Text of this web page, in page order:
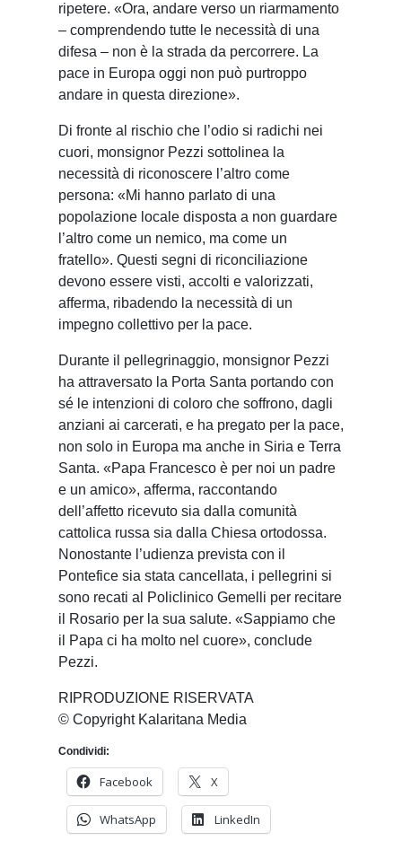
ripetere. «Ora, andare verso un riarmamento
– comprendendo tutte le necessità di una
difesa – non è la strada da percorrere. La
pace in Europa oggi non può purtroppo
andare in questa direzione».
Di fronte al rischio che l’odio si radichi nei
cuori, monsignor Pezzi sottolinea la
necessità di riconoscere l’altro come
persona: «Mi hanno parlato di una
popolazione locale disposta a non guardare
l’altro come un nemico, ma come un
fratello». Questi segni di riconciliazione
devono essere visti, accolti e valorizzati,
afferma, ribadendo la necessità di un
impegno collettivo per la pace.
Durante il pellegrinaggio, monsignor Pezzi
ha attraversato la Porta Santa portando con
sé le intenzioni di coloro che soffrono, dagli
anziani ai carcerati, e ha pregato per la pace,
non solo in Europa ma anche in Siria e Terra
Santa. «Papa Francesco è per noi un padre
e un amico», afferma, raccontando
dell’affetto ricevuto sia dalla comunità
cattolica russa sia dalla Chiesa ortodossa.
Nonostante l’udienza prevista con il
Pontefice sia stata cancellata, i pellegrini si
sono recati al Policlinico Gemelli per recitare
il Rosario per la sua salute. «Sappiamo che
il Papa ci ha molto nel cuore», conclude
Pezzi.
RIPRODUZIONE RISERVATA
© Copyright Kalaritana Media
Condividi:
Facebook X
WhatsApp LinkedIn